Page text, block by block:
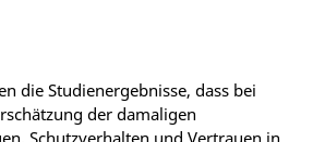
die Studienergebnisse, dass bei
der damaligen